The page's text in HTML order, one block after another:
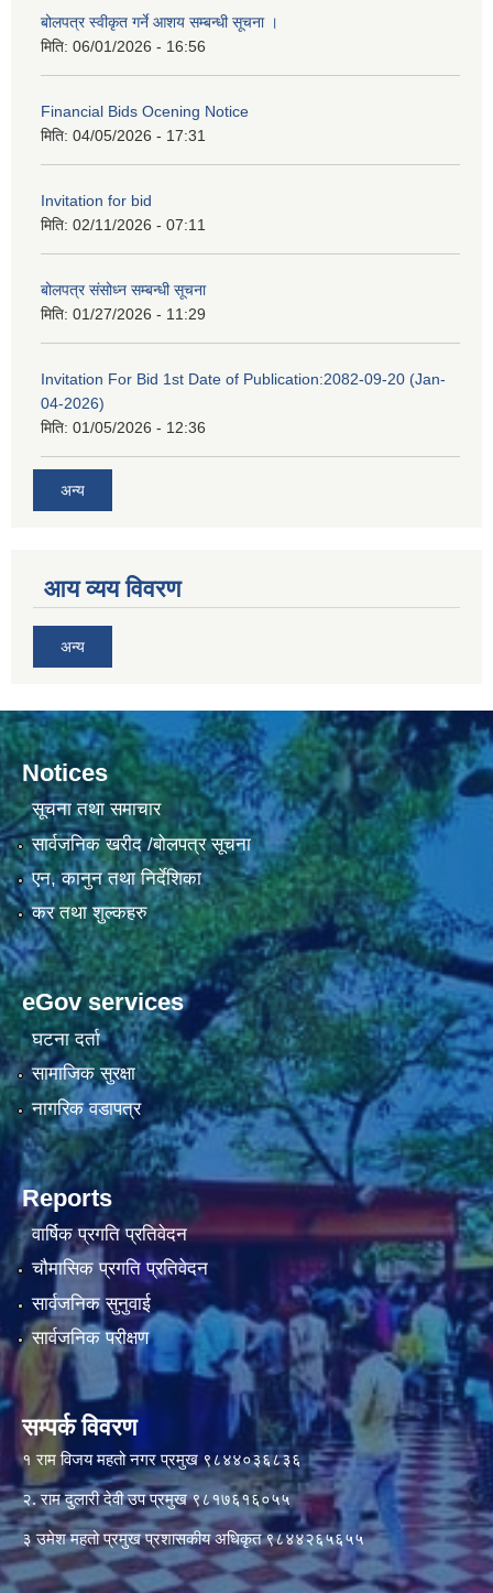
बोलपत्र स्वीकृत गर्ने आशय सम्बन्धी सूचना ।
मिति: 06/01/2026 - 16:56
Financial Bids Ocening Notice
मिति: 04/05/2026 - 17:31
Invitation for bid
मिति: 02/11/2026 - 07:11
बोलपत्र संसोध्न सम्बन्धी सूचना
मिति: 01/27/2026 - 11:29
Invitation For Bid 1st Date of Publication:2082-09-20 (Jan-
04-2026)
मिति: 01/05/2026 - 12:36
अन्य
आय व्यय विवरण
अन्य
Notices
सूचना तथा समाचार
सार्वजनिक खरीद /बोलपत्र सूचना
एन, कानुन तथा निर्देशिका
कर तथा शुल्कहरु
eGov services
घटना दर्ता
सामाजिक सुरक्षा
नागरिक वडापत्र
Reports
वार्षिक प्रगति प्रतिवेदन
चौमासिक प्रगति प्रतिवेदन
सार्वजनिक सुनुवाई
सार्वजनिक परीक्षण
सम्पर्क विवरण
१ राम विजय महतो नगर प्रमुख ९८४४०३६८३६
२. राम दुलारी देवी उप प्रमुख ९८१७६१६०५५
३ उमेश महतो प्रमुख प्रशासकीय अधिकृत ९८४४२६५६५५